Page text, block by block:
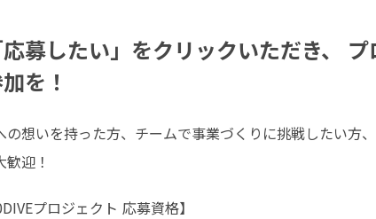
応募したい」をクリックいただき、
を！
の想いを持った方、チームで事業づくりに挑戦したい方
歓迎！
プロジェクト 応募資格】